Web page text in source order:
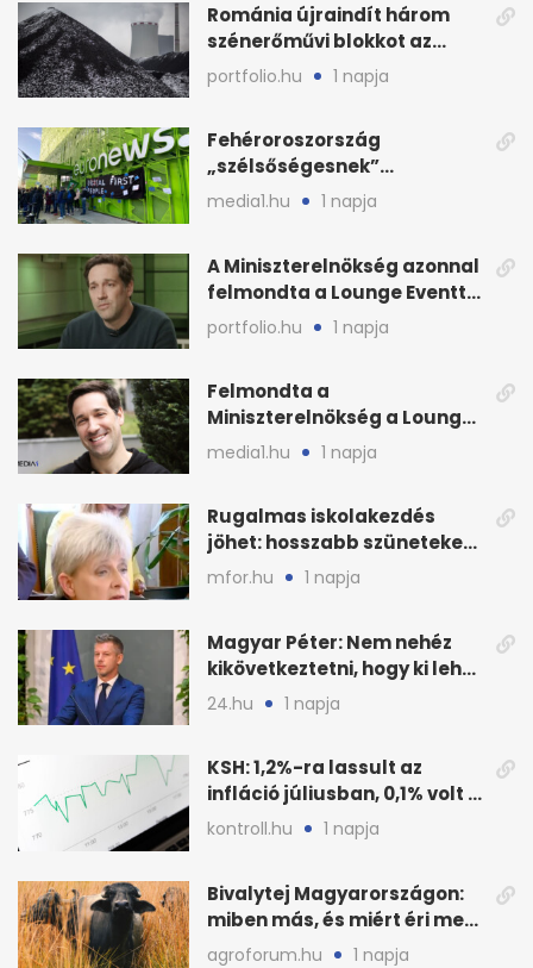
Románia újraindít három
szénerőművi blokkot az
áramellátás stabilizálására
portfolio.hu 1 napja
Fehéroroszország
„szélsőségesnek”
minősítette az Euronews
media1.hu 1 napja
A Miniszterelnökség azonnal
felmondta a Lounge Eventtel
kötött szerződést
portfolio.hu 1 napja
Felmondta a
Miniszterelnökség a Lounge
Event keretszerződését
media1.hu 1 napja
Rugalmas iskolakezdés
jöhet: hosszabb szüneteket
javasolnak szeptembertől
mfor.hu 1 napja
Magyar Péter: Nem nehéz
kikövetkeztetni, hogy ki lehet
a három jelölt
24.hu 1 napja
KSH: 1,2%-ra lassult az
infláció júliusban, 0,1% volt a
havi áresés
kontroll.hu 1 napja
Bivalytej Magyarországon:
miben más, és miért éri meg
feldolgozni?
agroforum.hu 1 napja